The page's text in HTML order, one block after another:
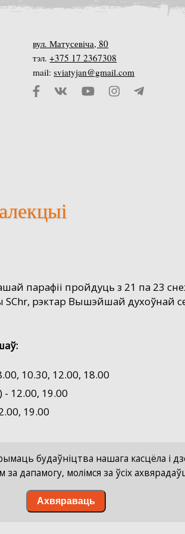
вул. Матусевіча, 80
тэл.+375 17 2367308
mail:sviatyjan@gmail.com
парафіі пройдуць з 21 па 23
рэктар Вышэйшай духоўнай
10.30, 12.00, 18.00
- 12.00, 19.00
19.00
будаўніцтва нашага касцёла і
дапамогу, молімся за ўсіх
Ахвяраваць